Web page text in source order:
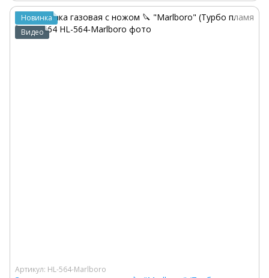
Новинка
Видео
Артикул: HL-564-Marlboro